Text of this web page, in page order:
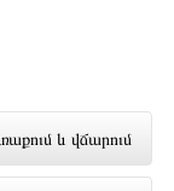
և վճարում